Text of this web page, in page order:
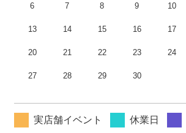
6 7 8 9 10
13 14 15 16 17
20 21 22 23 24
27 28 29 30
実店舗イベント 休業日